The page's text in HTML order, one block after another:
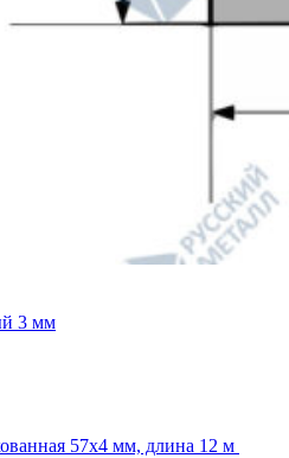
3 мм
57х4 мм, длина 12 м